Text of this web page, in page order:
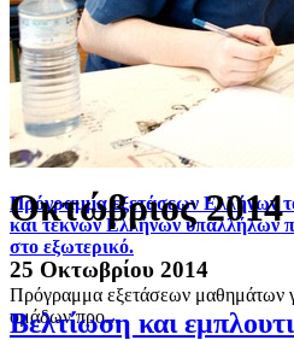
Πρόγραμμα εξετάσεων Ελλήνων
και τέκνων Ελλήνων υπαλλήλων
στο εξωτερικό.
Πρόγραμμα εξετάσεων μαθημάτων
ομάδων προ...
Οκτώβριος 2014
25 Οκτωβρίου 2014
Βελτίωση και